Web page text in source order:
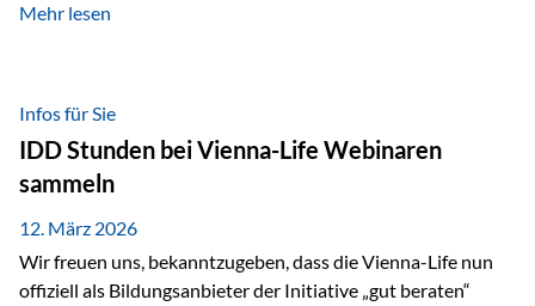
„Erfolgsformel Liechtenstein“, herausgegeben und verfasst
Vermögensschutz strategisch miteinander verbindet.
Warum klassische Nachfolgeplanung oft scheitert Viele
Vermögen werden erst im Todesfall übertragen. Das kann zu
Problemen führen: Hohe Erbschaftsteuern Streitigkeiten
zwischen Erben Liquiditätsprobleme bei Immobilien…
Mehr lesen
Infos für Sie
IDD Stunden bei Vienna-Life Webinaren
sammeln
12. März 2026
Wir freuen uns, bekanntzugeben, dass die Vienna-Life nun
offiziell als Bildungsanbieter der Initiative „gut beraten“